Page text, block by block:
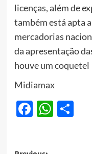
licenças, além de
também está apta
mercadorias
da apresentação
houve um coquetel
Midiamax
Facebook